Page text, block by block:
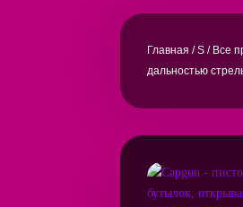
Главная /S / Все
дальностью